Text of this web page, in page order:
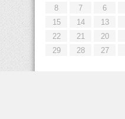
6
7
8
13
14
15
20
21
22
27
28
29